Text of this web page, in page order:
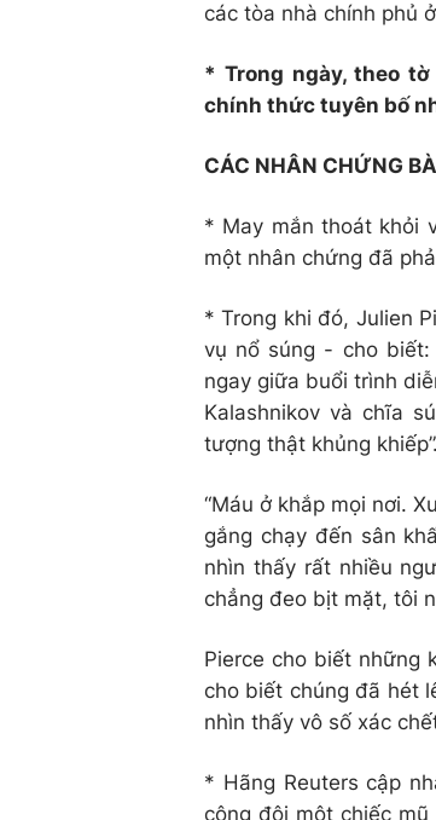
các tòa nhà chính phủ
* Trong ngày, theo
chính thức tuyên bố
CÁC NHÂN CHỨNG
* May mắn thoát khỏi
một nhân chứng đã
* Trong khi đó, Julien
vụ nổ súng - cho
ngay giữa buổi trình
Kalashnikov và chĩa
tượng thật khủng khiếp”.
“Máu ở khắp mọi nơi.
gắng chạy đến sân
nhìn thấy rất nhiều
chẳng đeo bịt mặt, tôi
Pierce cho biết những
cho biết chúng đã hét
nhìn thấy vô số xác
* Hãng Reuters cập
công đội một chiếc